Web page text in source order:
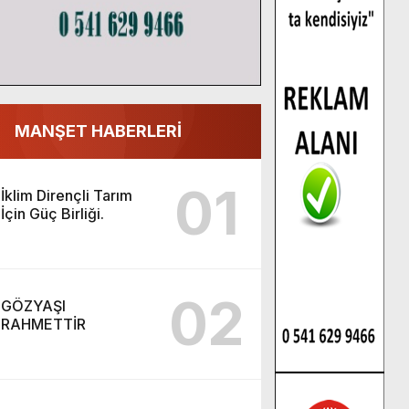
MANŞET HABERLERİ
İklim Dirençli Tarım
İçin Güç Birliği.
01
GÖZYAŞI
RAHMETTİR
02